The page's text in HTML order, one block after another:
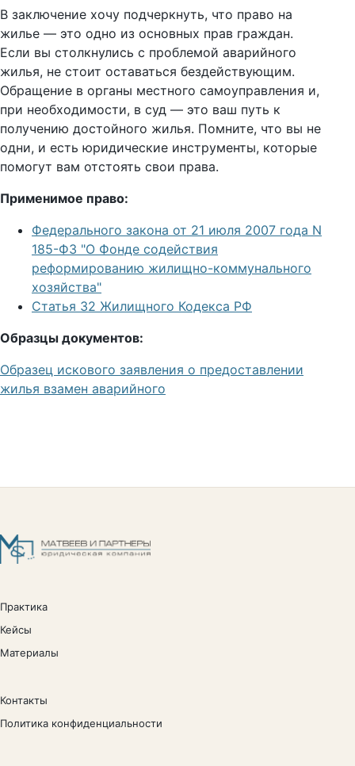
В заключение хочу подчеркнуть, что право на
жилье — это одно из основных прав граждан.
Если вы столкнулись с проблемой аварийного
жилья, не стоит оставаться бездействующим.
Обращение в органы местного самоуправления и,
при необходимости, в суд — это ваш путь к
получению достойного жилья. Помните, что вы не
одни, и есть юридические инструменты, которые
помогут вам отстоять свои права.
Применимое право:
Федерального закона от 21 июля 2007 года N
185-ФЗ "О Фонде содействия
реформированию жилищно-коммунального
хозяйства"
Статья 32 Жилищного Кодекса РФ
Образцы документов:
Образец искового заявления о предоставлении
жилья взамен аварийного
Практика
Кейсы
Материалы
Контакты
Политика конфиденциальности